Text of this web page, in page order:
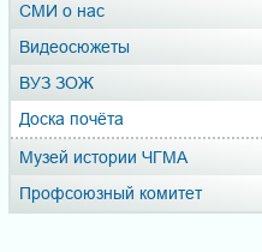
СМИ о нас
Видеосюжеты
ВУЗ ЗОЖ
Доска почёта
Музей истории ЧГМА
Профсоюзный комитет